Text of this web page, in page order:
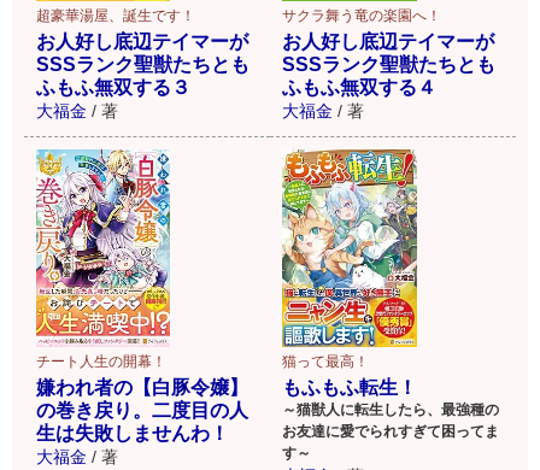
超豪華湯屋、誕生です！
お人好し底辺テイマーが
SSSランク聖獣たちとも
ふもふ無双する３
大福金 / 著
サクラ舞う竜の楽園へ！
お人好し底辺テイマーが
SSSランク聖獣たちとも
ふもふ無双する４
大福金 / 著
チート人生の開幕！
嫌われ者の【白豚令嬢】
の巻き戻り。二度目の人
生は失敗しませんわ！
大福金 / 著
猫って最高！
もふもふ転生！
～猫獣人に転生したら、最強種の
お友達に愛でられすぎて困ってま
す～